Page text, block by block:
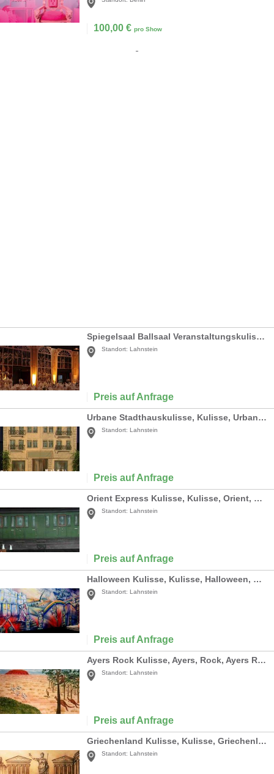
100,00 € pro Show
Spiegelsaal Ballsaal Veranstaltungskulisse,
Standort: Lahnstein
Preis auf Anfrage
Urbane Stadthauskulisse, Kulisse, Urban, Rio de Janeiro, Spanisch, Spanien, Brasilien, brasilianisch, Stadthaus, Haus
Standort: Lahnstein
Preis auf Anfrage
Orient Express Kulisse, Kulisse, Orient, Orient Express, Zug, Bahn, Waggon, Abteil, Dekoration, Wagen, Event, Messe
Standort: Lahnstein
Preis auf Anfrage
Halloween Kulisse, Kulisse, Halloween, Schloss, Grusel, Gruselschloss, Schlosskulisse, Dekoration, Event, Messe
Standort: Lahnstein
Preis auf Anfrage
Ayers Rock Kulisse, Ayers, Rock, Ayers Rock, Kulisse, Australien, Uluru, Fels, Landschaft, Dekoration, Party, Event
Standort: Lahnstein
Preis auf Anfrage
Griechenland Kulisse, Kulisse, Griechenland, Grieche, griechisch, Antik, Tempel, Tempelanlange, Säulen, Säulentempel
Standort: Lahnstein